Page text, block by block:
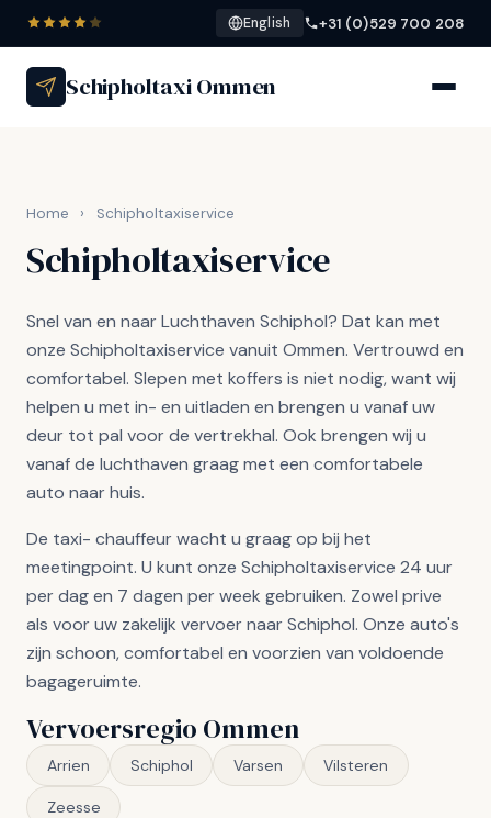
English +31 (0)529 700 208
Schipholtaxi Ommen
Home › Schipholtaxiservice
Schipholtaxiservice
Snel van en naar Luchthaven Schiphol? Dat kan met
onze Schipholtaxiservice vanuit Ommen. Vertrouwd en
comfortabel. Slepen met koffers is niet nodig, want wij
helpen u met in- en uitladen en brengen u vanaf uw
deur tot pal voor de vertrekhal. Ook brengen wij u
vanaf de luchthaven graag met een comfortabele
auto naar huis.
De taxi- chauffeur wacht u graag op bij het
meetingpoint. U kunt onze Schipholtaxiservice 24 uur
per dag en 7 dagen per week gebruiken. Zowel prive
als voor uw zakelijk vervoer naar Schiphol. Onze auto's
zijn schoon, comfortabel en voorzien van voldoende
bagageruimte.
Vervoersregio Ommen
Arrien Schiphol Varsen Vilsteren
Zeesse